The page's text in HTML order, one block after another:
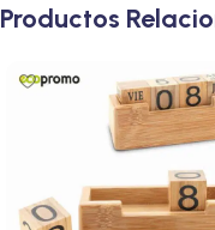
Productos